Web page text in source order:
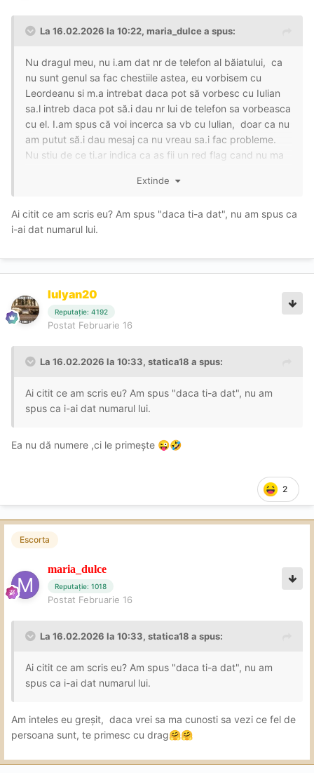
La 16.02.2026 la 10:22, maria_dulcea spus:
Nu dragul meu, nu i.am dat nr de telefon al băiatului, ca
nu sunt genul sa fac chestiile astea, eu vorbisem cu
Leordeanu si m.a intrebat daca pot să vorbesc cu Iulian
sa.l intreb daca pot să.i dau nr lui de telefon sa vorbeasca
cu el. I.am spus că voi incerca sa vb cu Iulian, doar ca nu
am putut să.i dau mesaj ca nu vreau sa.i fac probleme.
Nu stiu de ce ti.ar indica ca as fii un red flag cand nu ma
Extinde
Ai citit ce am scris eu? Am spus "daca ti-a dat", nu am spus ca
i-ai dat numarul lui.
Iulyan20
Reputație: 4192
Postat Februarie 16
La 16.02.2026 la 10:33, statica18 a spus:
Ai citit ce am scris eu? Am spus "daca ti-a dat", nu am
spus ca i-ai dat numarul lui.
Ea nu dă numere ,ci le primește 😜🤣
2
Escorta
maria_dulce
Reputație: 1018
Postat Februarie 16
La 16.02.2026 la 10:33, statica18 a spus:
Ai citit ce am scris eu? Am spus "daca ti-a dat", nu am
spus ca i-ai dat numarul lui.
Am inteles eu greșit, daca vrei sa ma cunosti sa vezi ce fel de
persoana sunt, te primesc cu drag🤗🤗